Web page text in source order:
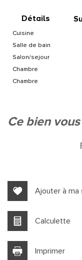
+
−
Cinéma
École primaire
Détails
cuisine
salle de bain
salon/sejour
chambre
chambre
ce bien
Ajouter à ma
Calculette
Imprimer